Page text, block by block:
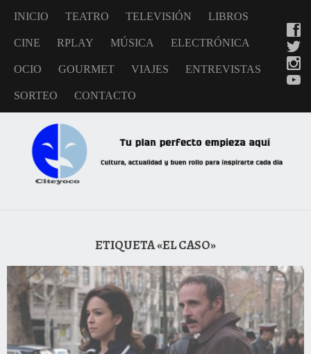
INICIO TEATRO TELEVISIÓN LIBROS
CINE RPLAY MÚSICA ELECTRÓNICA
OCIO GOURMET VIAJES ENTREVISTAS
SORTEO CONTACTO
ETIQUETA «EL CASO»